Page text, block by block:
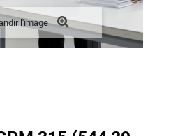
l'image